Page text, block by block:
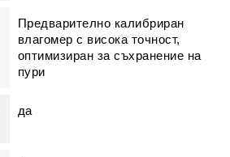
Предварително калибриран
влагомер с висока точност,
оптимизиран за съхранение на
пури
да